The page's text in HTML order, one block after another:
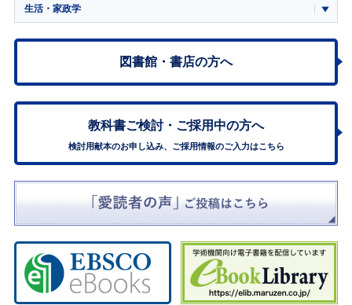
生活・家政学
図書館・書店の方へ
教科書ご検討・ ご採用中の方へ
検討用献本のお申し込み、ご採用情報のご入力はこちら